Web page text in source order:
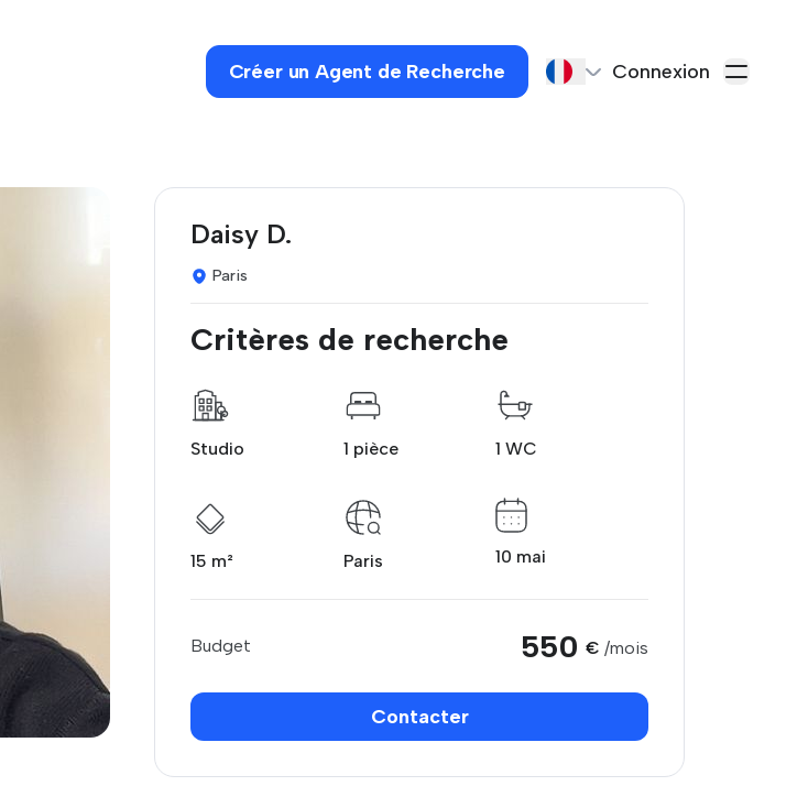
Créer un Agent de Recherche Connexion
Daisy D.
Paris
Critères de recherche
Studio 1 pièce 1 WC
15 m² Paris 10 mai
Budget 550 € /mois
Contacter